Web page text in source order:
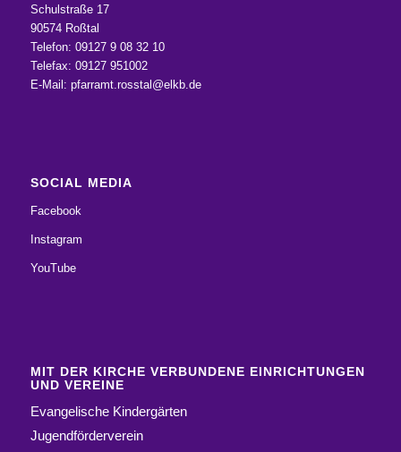
Schulstraße 17
90574 Roßtal
Telefon: 09127 9 08 32 10
Telefax: 09127 951002
E-Mail: pfarramt.rosstal@elkb.de
SOCIAL MEDIA
Facebook
Instagram
YouTube
MIT DER KIRCHE VERBUNDENE EINRICHTUNGEN
UND VEREINE
Evangelische Kindergärten
Jugendförderverein